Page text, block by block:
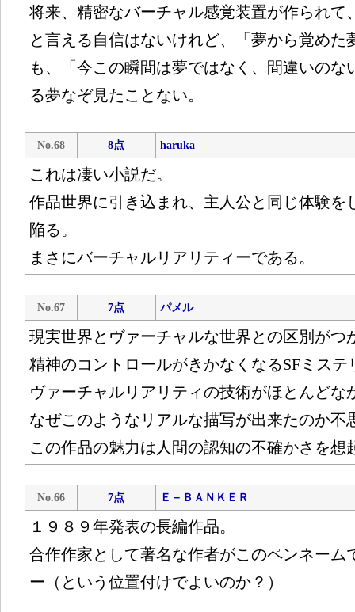
将来、精密なバーチャル感覚装置が作られて
と言える自信はないけれど、「夢から覚めた
も、「今この瞬間は夢ではなく、間違いのな
る夢なぞ見たことない。
No.68 8点 haruka
これは凄い小説だ。
作品世界に引き込まれ、主人公と同じ体験を
陥る。
まさにバーチャルリアリティーである。
No.67 7点 パメル
現実世界とヴァーチャルな世界との区別がつ
精神のコントロールがきかなくなるSFミステ
ヴァーチャルリアリティの技術がほとんどな
なぜこのようなリアルな描写が出来たのか不
この作品の魅力は人間の認知の不確かさを想
No.66 7点 Ｅ－ＢＡＮＫＥＲ
１９８９年発表の長編作品。
合作作家として著名な作者がこのペンネーム
ー（という位置付けでよいのか？）